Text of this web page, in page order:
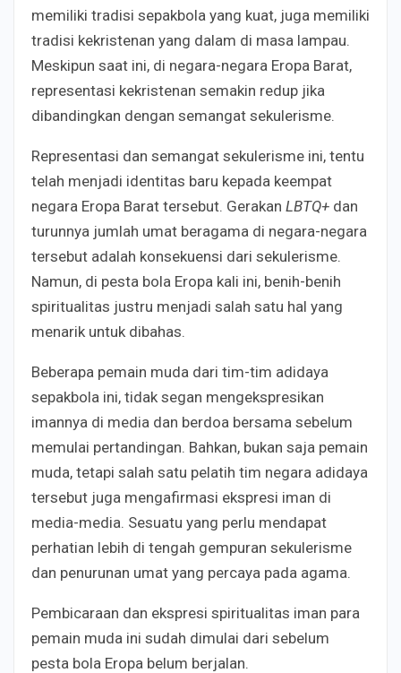
memiliki tradisi sepakbola yang kuat, juga memiliki
tradisi kekristenan yang dalam di masa lampau.
Meskipun saat ini, di negara-negara Eropa Barat,
representasi kekristenan semakin redup jika
dibandingkan dengan semangat sekulerisme.
Representasi dan semangat sekulerisme ini, tentu
telah menjadi identitas baru kepada keempat
negara Eropa Barat tersebut. Gerakan LBTQ+ dan
turunnya jumlah umat beragama di negara-negara
tersebut adalah konsekuensi dari sekulerisme.
Namun, di pesta bola Eropa kali ini, benih-benih
spiritualitas justru menjadi salah satu hal yang
menarik untuk dibahas.
Beberapa pemain muda dari tim-tim adidaya
sepakbola ini, tidak segan mengekspresikan
imannya di media dan berdoa bersama sebelum
memulai pertandingan. Bahkan, bukan saja pemain
muda, tetapi salah satu pelatih tim negara adidaya
tersebut juga mengafirmasi ekspresi iman di
media-media. Sesuatu yang perlu mendapat
perhatian lebih di tengah gempuran sekulerisme
dan penurunan umat yang percaya pada agama.
Pembicaraan dan ekspresi spiritualitas iman para
pemain muda ini sudah dimulai dari sebelum
pesta bola Eropa belum berjalan.